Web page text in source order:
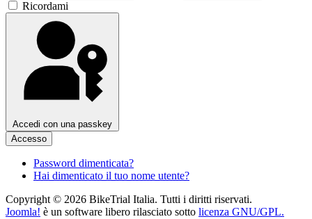
Ricordami
Accedi con una passkey
Accesso
Password dimenticata?
Hai dimenticato il tuo nome utente?
Copyright © 2026 BikeTrial Italia. Tutti i diritti riservati.
Joomla! è un software libero rilasciato sotto licenza GNU/GPL.